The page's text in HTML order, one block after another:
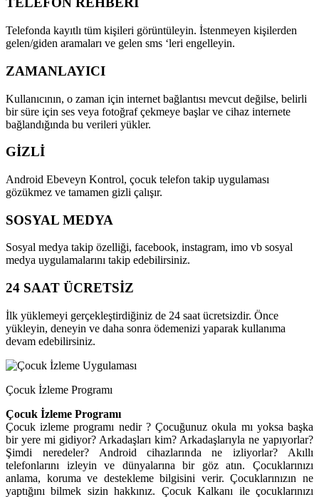
Telefonda kayıtlı tüm kişileri görüntüleyin. İstenmeyen kişilerden
gelen/giden aramaları ve gelen sms ‘leri engelleyin.
ZAMANLAYICI
Kullanıcının, o zaman için internet bağlantısı mevcut değilse, belirli
bir süre için ses veya fotoğraf çekmeye başlar ve cihaz internete
bağlandığında bu verileri yükler.
GİZLİ
Android Ebeveyn Kontrol, çocuk telefon takip uygulaması
gözükmez ve tamamen gizli çalışır.
SOSYAL MEDYA
Sosyal medya takip özelliği, facebook, instagram, imo vb sosyal
medya uygulamalarını takip edebilirsiniz.
24 SAAT ÜCRETSİZ
İlk yüklemeyi gerçekleştirdiğiniz de 24 saat ücretsizdir. Önce
yükleyin, deneyin ve daha sonra ödemenizi yaparak kullanıma
devam edebilirsiniz.
Çocuk İzleme Programı
Çocuk İzleme Programı
Çocuk izleme programı nedir ? Çocuğunuz okula mı yoksa başka
bir yere mi gidiyor? Arkadaşları kim? Arkadaşlarıyla ne yapıyorlar?
Şimdi neredeler? Android cihazlarında ne izliyorlar? Akıllı
telefonlarını izleyin ve dünyalarına bir göz atın. Çocuklarınızı
anlama, koruma ve destekleme bilgisini verir. Çocuklarınızın ne
yaptığını bilmek sizin hakkınız. Çocuk Kalkanı ile çocuklarınızı